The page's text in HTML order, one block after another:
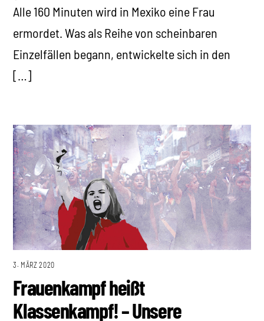
Alle 160 Minuten wird in Mexiko eine Frau
ermordet. Was als Reihe von scheinbaren
Einzelfällen begann, entwickelte sich in den
[…]
3. MÄRZ 2020
Frauenkampf heißt
Klassenkampf! – Unsere